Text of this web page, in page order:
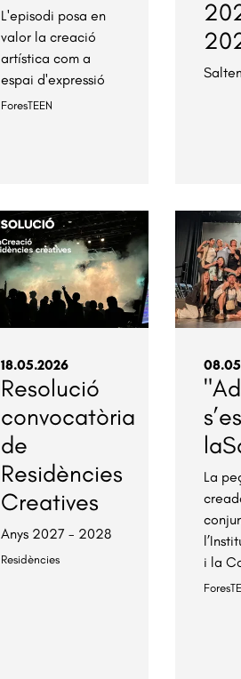
L'episodi posa en
valor la creació
artística com a
espai d'expressió
ForesTEEN
18.05.2026
Resolució
convocatòria
de
Residències
Creatives
Anys 2027 - 2028
Residències
La
i la